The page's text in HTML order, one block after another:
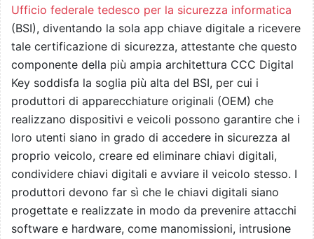
Ufficio federale tedesco per la sicurezza informatica
(BSI), diventando la sola app chiave digitale a ricevere
tale certificazione di sicurezza, attestante che questo
componente della più ampia architettura CCC Digital
Key soddisfa la soglia più alta del BSI, per cui i
produttori di apparecchiature originali (OEM) che
realizzano dispositivi e veicoli possono garantire che i
loro utenti siano in grado di accedere in sicurezza al
proprio veicolo, creare ed eliminare chiavi digitali,
condividere chiavi digitali e avviare il veicolo stesso. I
produttori devono far sì che le chiavi digitali siano
progettate e realizzate in modo da prevenire attacchi
software e hardware, come manomissioni, intrusione